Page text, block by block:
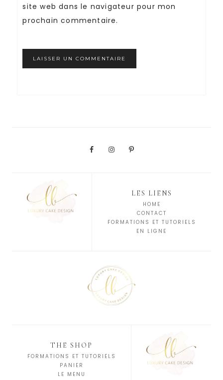
site web dans le navigateur pour mon
prochain commentaire.
LES LIENS
HOME
CONTACT
FORMATIONS ET TUTORIELS
EN LIGNE
THE SHOP
FORMATIONS ET TUTORIELS
PANIER
LE MENU